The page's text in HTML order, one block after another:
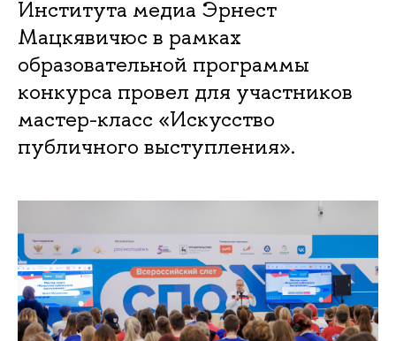
Института медиа Эрнест
Мацкявичюс в рамках
образовательной программы
конкурса провел для участников
мастер-класс «Искусство
публичного выступления».